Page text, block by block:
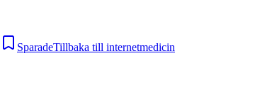
SparadeTillbaka till internetmedicin